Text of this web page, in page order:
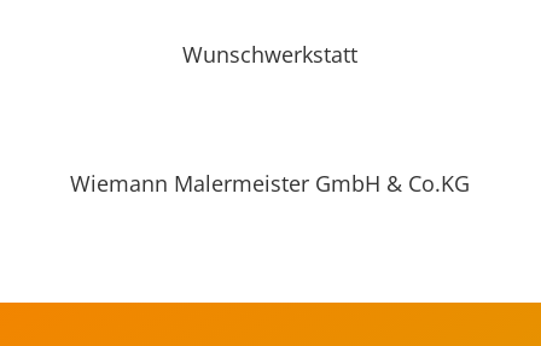
Wunschwerkstatt
Wiemann Malermeister GmbH & Co.KG